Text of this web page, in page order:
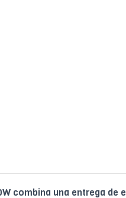
combina una entrega